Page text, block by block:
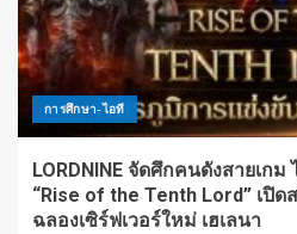
การศึกษา-ไอที
LORDNINE จัดศึกคนดังสายเก
“Rise of the Tenth Lord” เปิ
ฉลองเซิร์ฟเวอร์ใหม่ เฮเลนา